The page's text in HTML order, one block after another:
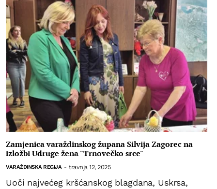
Zamjenica varaždinskog župana Silvija Zagorec na
izložbi Udruge žena "Trnovečko srce"
VARAŽDINSKA REGIJA - travnja 12, 2025
Uoči najvećeg kršćanskog blagdana, Uskrsa,